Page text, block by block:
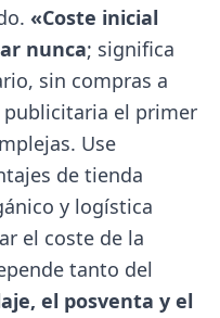
«Coste inicial
nunca; significa
sin compras a
el primer
Use
de tienda
y logística
el coste de la
tanto del
el posventa y el